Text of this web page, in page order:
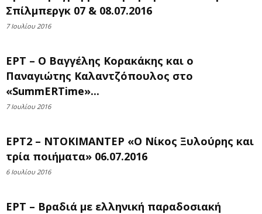
Σπίλμπεργκ 07 & 08.07.2016
7 Ιουλίου 2016
ΕΡΤ – Ο Βαγγέλης Κορακάκης και ο
Παναγιώτης Καλαντζόπουλος στο
«SummERTime»...
7 Ιουλίου 2016
ΕΡΤ2 – ΝΤΟΚΙΜΑΝΤΕΡ «Ο Νίκος Ξυλούρης και
τρία ποιήματα» 06.07.2016
6 Ιουλίου 2016
ΕΡΤ – Βραδιά με ελληνική παραδοσιακή